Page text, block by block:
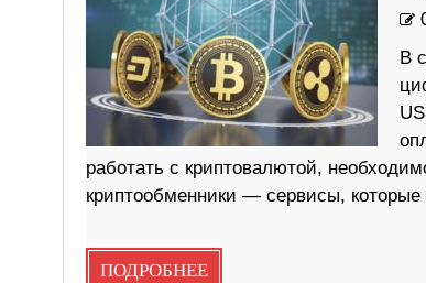
В
работать с криптовалютой,
криптообменники — сервисы, которые
ПОДРОБНЕЕ